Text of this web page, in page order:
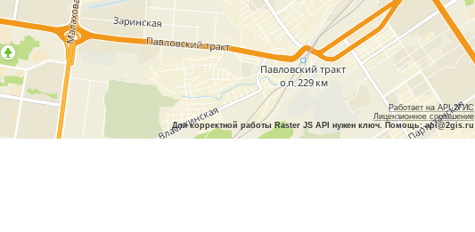
Работает на API 2ГИС
Лицензионное соглашение
Для корректной работы Raster JS API нужен ключ. Помощь: api@2gis.ru